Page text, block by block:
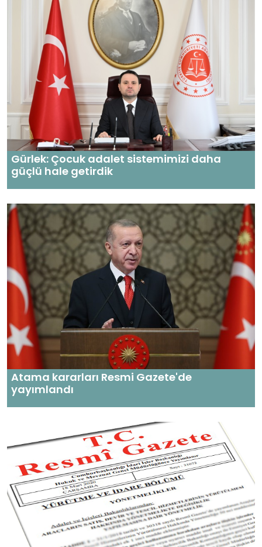
Gürlek: Çocuk adalet sistemimizi daha
güçlü hale getirdik
Atama kararları Resmi Gazete'de
yayımlandı